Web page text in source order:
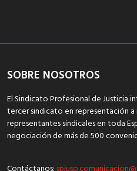
SOBRE NOSOTROS
El Sindicato Profesional de Justicia
tercer sindicato en representación a
representantes sindicales en toda
negociación de más de 500